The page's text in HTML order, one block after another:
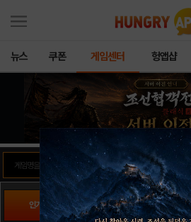
뉴스 쿠폰 게임센터 헝앱샵
인기게임 팬사이트순위 PLAY